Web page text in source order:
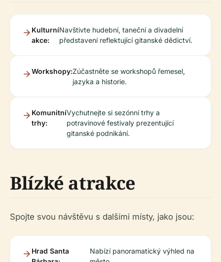
Kulturní
akce:
Navštivte hudební, taneční a divadelní
představení reflektující gitanské dědictví.
Workshopy:Zúčastněte se workshopů řemesel,
jazyka a historie.
Komunitní
trhy:
Vychutnejte si sezónní trhy a
potravinové festivaly prezentující
gitanské podnikání.
Blízké atrakce
Spojte svou návštěvu s dalšími místy, jako jsou:
Hrad Santa
Nabízí panoramatický výhled na